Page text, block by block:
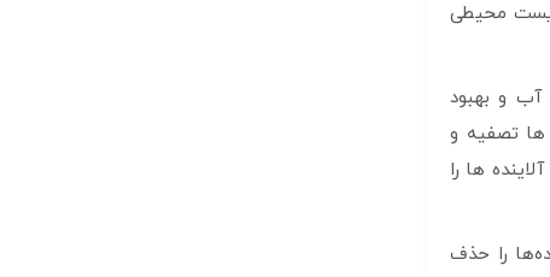
محیطی
آب و بهبود
ها تصفیه و
ها را
را حذف